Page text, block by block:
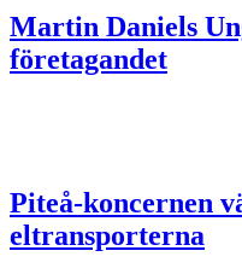
Martin Daniels
företagandet
Piteå-koncernen
eltransporterna